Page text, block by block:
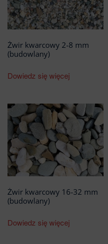
Żwir kwarcowy 2-8 mm
(budowlany)
Dowiedz się więcej
Żwir kwarcowy 16-32 mm
(budowlany)
Dowiedz się więcej